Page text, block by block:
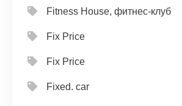
Fitness House, фитнес-клуб
Fix Price
Fix Price
Fixed. car